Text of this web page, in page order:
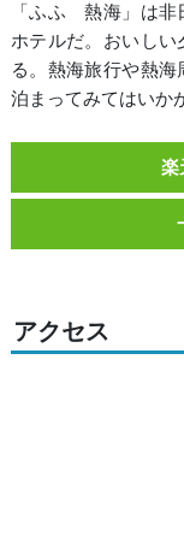
「ふふ 熱海」は非
ホテルだ。おいしい
る。熱海旅行や熱
泊まってみてはいか
楽
アクセス